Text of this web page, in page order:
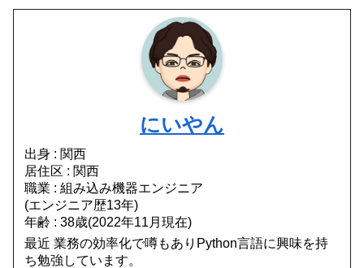
にいやん
出身 : 関西
居住区 : 関西
職業 : 組み込み機器エンジニア
(エンジニア歴13年)
年齢 : 38歳(2022年11月現在)
最近 業務の効率化で噂もありPython言語に興味を持
ち勉強しています。